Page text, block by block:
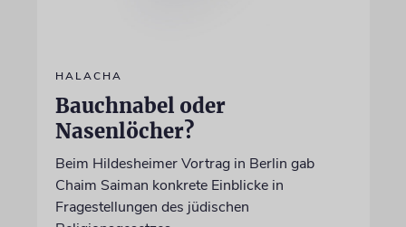
HALACHA
Bauchnabel oder
Nasenlöcher?
Beim Hildesheimer Vortrag in Berlin gab
Chaim Saiman konkrete Einblicke in
Fragestellungen des jüdischen